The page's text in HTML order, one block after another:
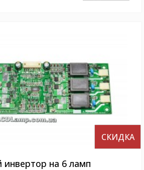
СКИДКА
инвертор на 6 ламп